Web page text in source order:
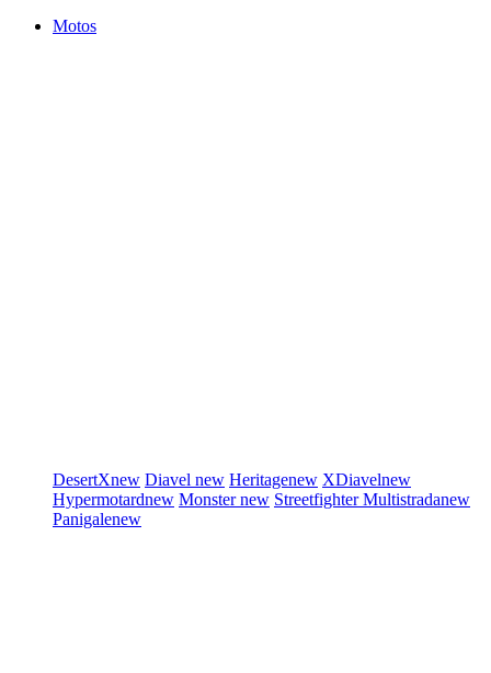
Motos
DesertXnew Diavel new Heritagenew XDiavelnew
Hypermotardnew Monsternew StreetfighterMultistradanew
Panigalenew